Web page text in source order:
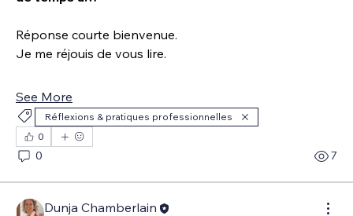
Réponse courte bienvenue.
Je me réjouis de vous lire.
See More
Réflexions & pratiques professionnelles
0
0 7
Dunja Chamberlain
About
Bienvenue dans notre communauté francophone InTA